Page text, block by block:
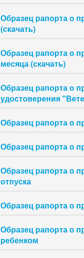
Образец рапорта о
(скачать)
Образец рапорта о
месяца (скачать)
Образец рапорта о
удостоверения
Образец рапорта о
Образец рапорта о
Образец рапорта о
отпуска
Образец рапорта о
Образец рапорта о
ребенком